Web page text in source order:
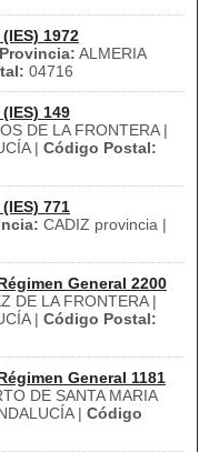
1972
Provincia: ALMERIA
04716
149
DE LA FRONTERA |
| Código Postal:
771
CADIZ provincia |
General 2200
DE LA FRONTERA |
| Código Postal:
General 1181
DE SANTA MARIA
| Código